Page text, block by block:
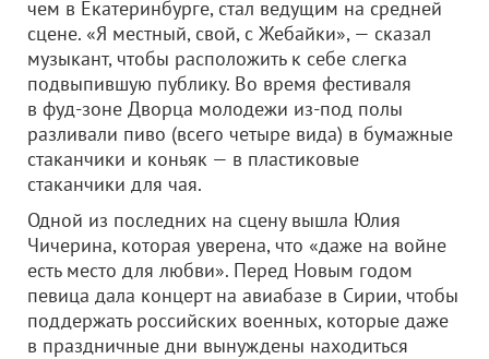
чем в Екатеринбурге, стал ведущим на средней
сцене. «Я местный, свой, с Жебайки», — сказал
музыкант, чтобы расположить к себе слегка
подвыпившую публику. Во время фестиваля
в фуд-зоне Дворца молодежи из-под полы
разливали пиво (всего четыре вида) в бумажные
стаканчики и коньяк — в пластиковые
стаканчики для чая.
Одной из последних на сцену вышла Юлия
Чичерина, которая уверена, что «даже на войне
есть место для любви». Перед Новым годом
певица дала концерт на авиабазе в Сирии, чтобы
поддержать российских военных, которые даже
в праздничные дни вынуждены находиться